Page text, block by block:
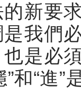
新要
我們
是必
和“進”